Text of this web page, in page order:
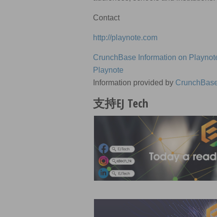
Contact
http://playnote.com
CrunchBase Information on
Playnote
Information provided by
支持EJ Tech